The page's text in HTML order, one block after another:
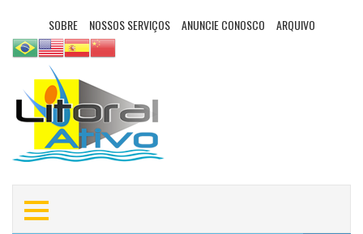
SOBRE NOSSOS SERVIÇOS ANUNCIE CONOSCO ARQUIVO